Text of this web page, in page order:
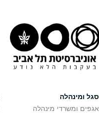
סגל ומינהלה
אגפים ומשרדי מינהלה